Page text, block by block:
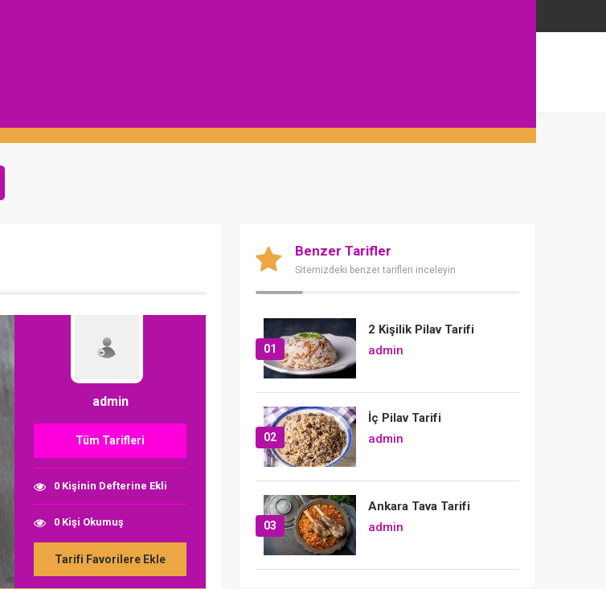
admin
Tüm Tarifleri
0 Kişinin Defterine Ekli
0 Kişi Okumuş
Tarifi Favorilere Ekle
Benzer Tarifler
Sitemizdeki benzer tarifleri inceleyin
01
2 Kişilik Pilav Tarifi
admin
02
İç Pilav Tarifi
admin
03
Ankara Tava Tarifi
admin